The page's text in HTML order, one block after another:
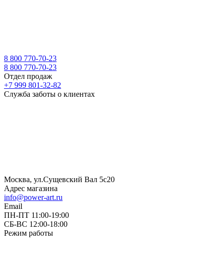
8 800 770-70-23
8 800 770-70-23
Отдел продаж
+7 999 801-32-82
Служба заботы о клиентах
Москва, ул.Сущевский Вал 5с20
Адрес магазина
info@power-art.ru
Email
ПН-ПТ 11:00-19:00
СБ-ВС 12:00-18:00
Режим работы